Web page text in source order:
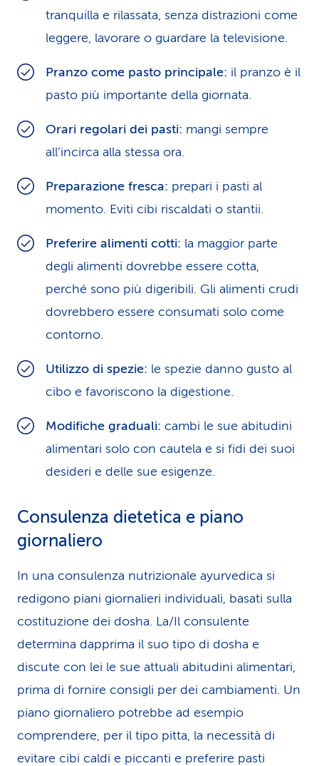
tranquilla e rilassata, senza distrazioni come
leggere, lavorare o guardare la televisione.
Pranzo come pasto principale: il pranzo è il
pasto più importante della giornata.
Orari regolari dei pasti: mangi sempre
all’incirca alla stessa ora.
Preparazione fresca: prepari i pasti al
momento. Eviti cibi riscaldati o stantii.
Preferire alimenti cotti: la maggior parte
degli alimenti dovrebbe essere cotta,
perché sono più digeribili. Gli alimenti crudi
dovrebbero essere consumati solo come
contorno.
Utilizzo di spezie: le spezie danno gusto al
cibo e favoriscono la digestione.
Modifiche graduali: cambi le sue abitudini
alimentari solo con cautela e si fidi dei suoi
desideri e delle sue esigenze.
Consulenza dietetica e piano
giornaliero
In una consulenza nutrizionale ayurvedica si
redigono piani giornalieri individuali, basati sulla
costituzione dei dosha. La/Il consulente
determina dapprima il suo tipo di dosha e
discute con lei le sue attuali abitudini alimentari,
prima di fornire consigli per dei cambiamenti. Un
piano giornaliero potrebbe ad esempio
comprendere, per il tipo pitta, la necessità di
evitare cibi caldi e piccanti e preferire pasti